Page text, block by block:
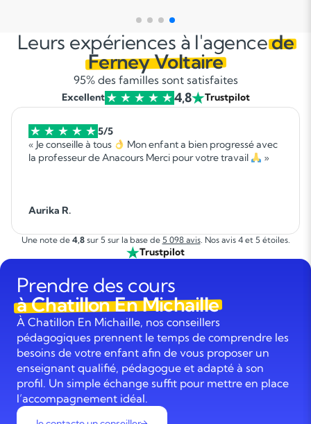
Leurs expériences à l'agencede
Ferney Voltaire
95% des familles sont satisfaites
Excellent 4,8 Trustpilot
5/5
« Je conseille à tous
Mon enfant a bien progressé avec
la professeur de Anacours Merci pour votre travail
»
Aurika R.
Une note de 4,8sur 5 sur la base de 5 098 avis. Nos avis 4 et 5 étoiles.
Trustpilot
Prendre des cours
à Chatillon En Michaille
À Chatillon En Michaille, nos conseillers
pédagogiques prennent le temps de comprendre les
besoins de votre enfant afin de vous proposer un
enseignant qualifié, pédagogue et adapté à son
profil. Un simple échange suffit pour mettre en place
l’accompagnement idéal.